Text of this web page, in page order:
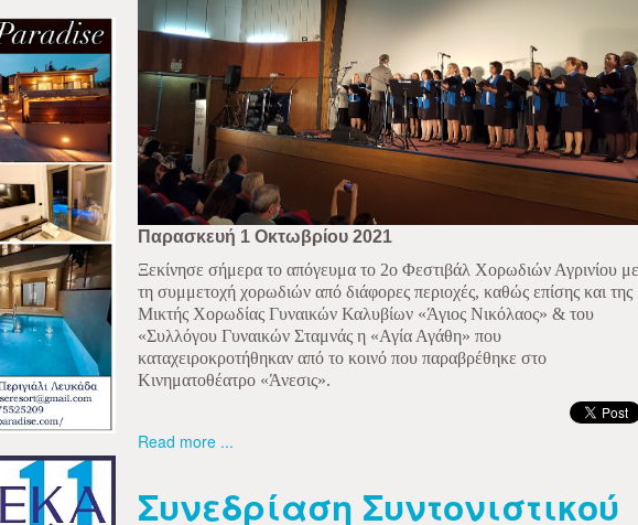
Παρασκευή 1 Οκτωβρίου 2021
Ξεκίνησε σήμερα το απόγευμα το 2ο Φεστιβάλ Χορωδιών Αγρινίου με
τη συμμετοχή χορωδιών από διάφορες περιοχές, καθώς επίσης και της
Μικτής Χορωδίας Γυναικών Καλυβίων «Άγιος Νικόλαος» & του
«Συλλόγου Γυναικών Σταμνάς η «Αγία Αγάθη» που
καταχειροκροτήθηκαν από το κοινό που παραβρέθηκε στο
Κινηματοθέατρο «Άνεσις».
Read more ...
Συνεδρίαση Συντονιστικού